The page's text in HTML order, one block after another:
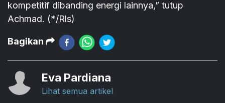
kompetitif dibanding energi lainnya,” tutup
Achmad. (*/Rls)
Bagikan
Eva Pardiana
Lihat semua artikel